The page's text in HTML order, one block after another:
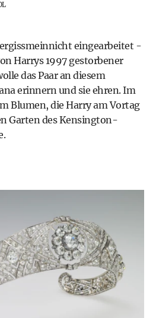
eingearbeitet -
Harrys 1997 gestorbener
das Paar an diesem
erinnern und sie ehren. Im
Blumen, die Harry am Vortag
Garten des Kensington-